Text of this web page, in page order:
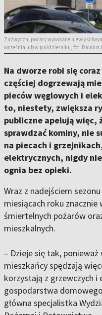
Zazwyczaj pożary wywołane
września lub w październiku, fot. Dainius
Na dworze robi się
częściej dogrzewają
pieców węglowych i
to, niestety, zwiększa
publiczne apelują więc,
sprawdzać kominy, nie
na piecach i
elektrycznych, nigdy
ognia bez opieki.
Wraz z nadejściem
miesiącach roku
śmiertelnych pożarów
mieszkalnych.
– Dzieje się tak,
mieszkańcy spędzają
korzystają z grzewczych i
gospodarstwa
główna specjalistka